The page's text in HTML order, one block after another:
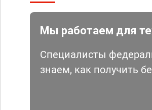
Мы работаем для
Специалисты
знаем, как получить